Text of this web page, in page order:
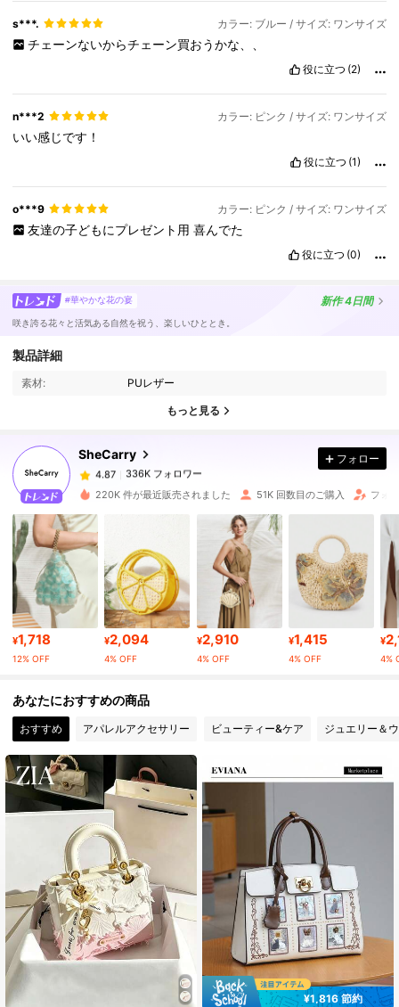
s***. カラー: ブルー / サイズ: ワンサイズ
チェーンないからチェーン買おうかな、、
役に立つ (2)
n***2 カラー: ピンク / サイズ: ワンサイズ
いい感じです！
役に立つ (1)
o***9 カラー: ピンク / サイズ: ワンサイズ
友達の子どもにプレゼント用 喜んでた
役に立つ (0)
#華やかな花の宴 新作4日間
咲き誇る花々と活気ある自然を祝う、楽しいひととき。
製品詳細
素材: PUレザー
もっと見る
SheCarry
336K フォロワー
4.87 336K フォロワー
4.87
4.87 336K フォロワー
4.87 336K フォロワー
4.87 336K フォロワー
4.87 336K フォロワー
4.87 336K フォロワー
4.87 336K フォロワー
フォロー
220K 件が最近販売されました 51K 回数目のご購入 フォ
¥1,718
12% OFF
¥2,094
4% OFF
¥2,910
4% OFF
¥1,415
4% OFF
¥
4%
あなたにおすすめの商品
おすすめ アパレルアクセサリー ビューティー&ケア ジュエリー＆
¥1,816 節約